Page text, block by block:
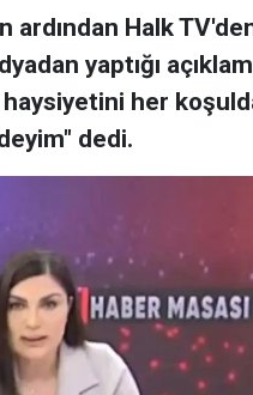
Halk TV'den
yaptığı
her
dedi.